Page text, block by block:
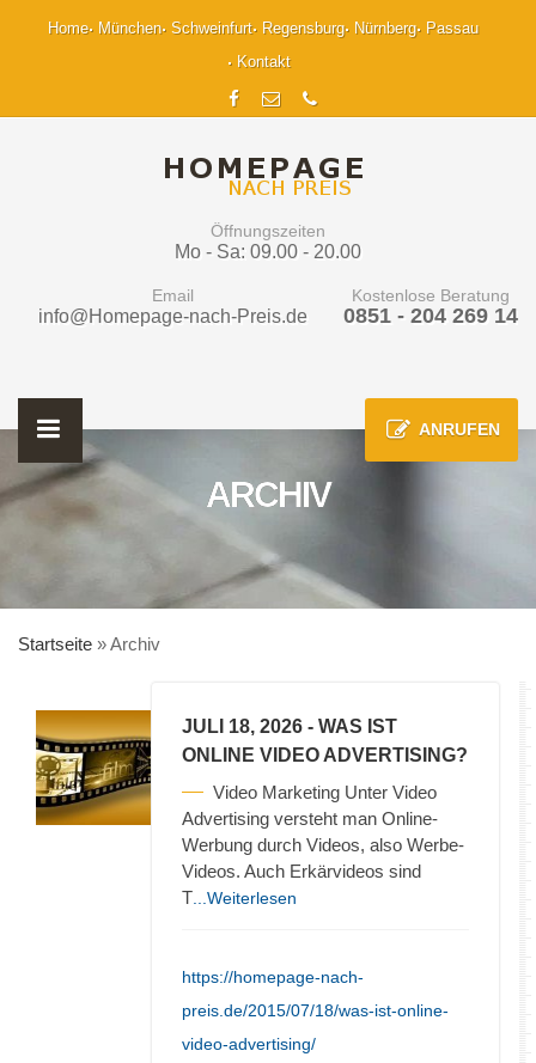
Home München Schweinfurt Regensburg Nürnberg
Passau
Kontakt
Öffnungszeiten
Mo - Sa: 09.00 - 20.00
Email
info@Homepage-nach-Preis.de
Kostenlose Beratung
0851 - 204 269 14
ANRUFEN
ARCHIV
Startseite »Archiv
JULI 18, 2026 - WAS IST
ONLINE VIDEO ADVERTISING?
Video Marketing Unter Video
Advertising versteht man Online-
Werbung durch Videos, also Werbe-
Videos. Auch Erkärvideos sind
T ...Weiterlesen
https://homepage-nach-
preis.de/2015/07/18/was-ist-online-
video-advertising/